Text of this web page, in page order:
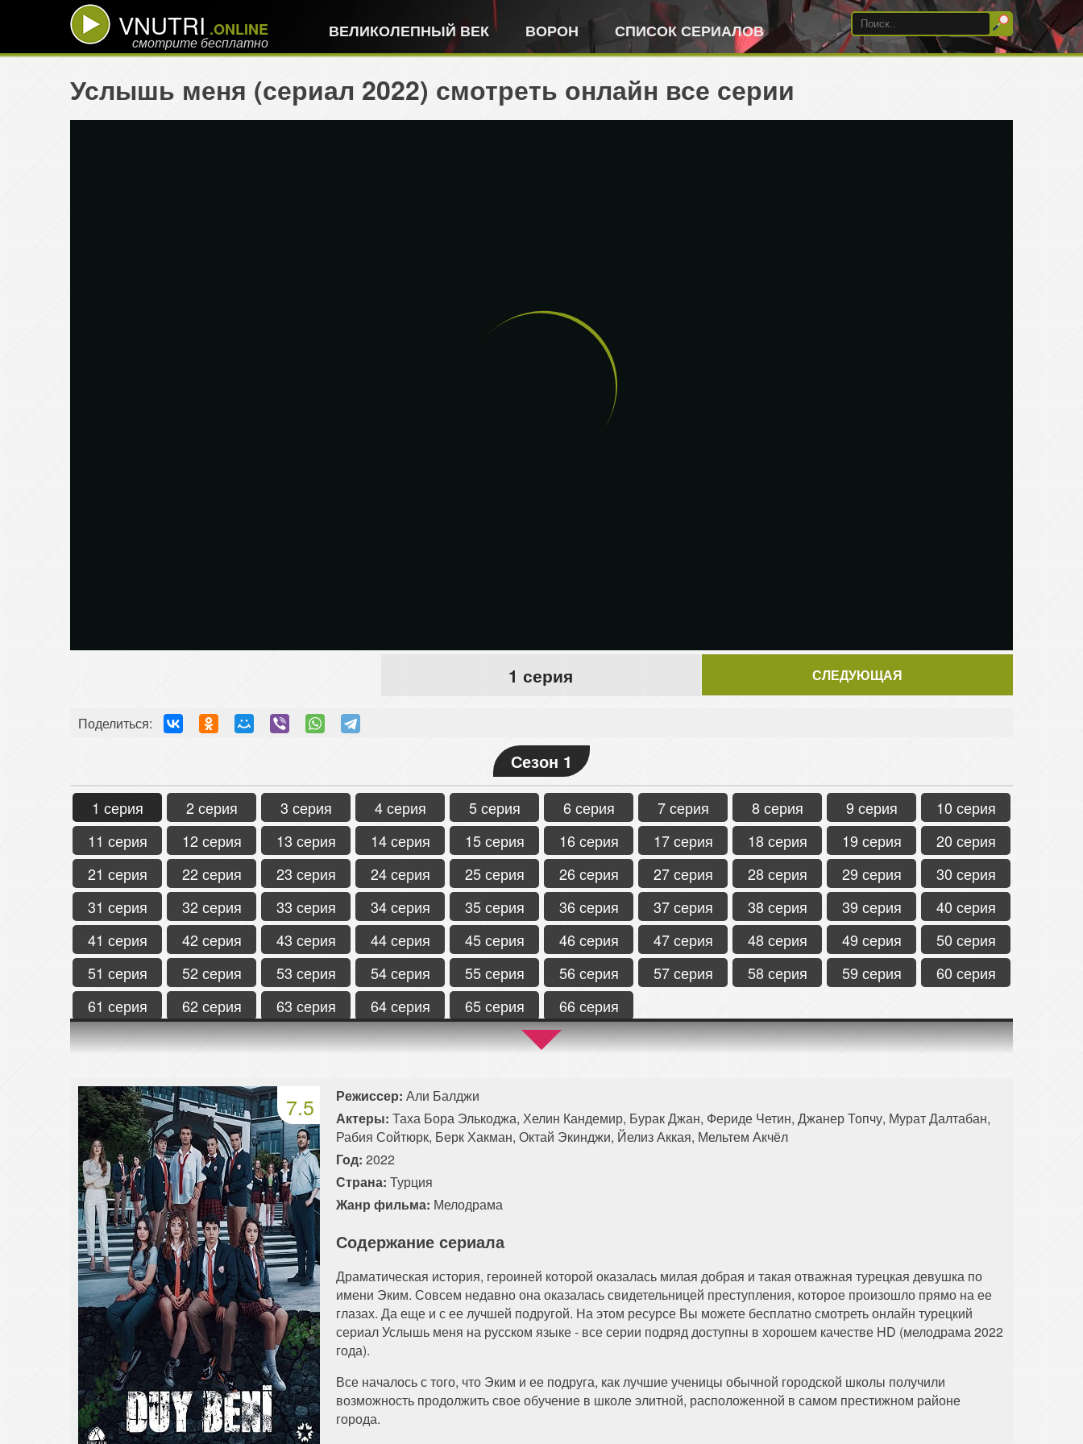
VNUTRI .ONLINE
смотрите бесплатно
ВЕЛИКОЛЕПНЫЙ ВЕК ВОРОН СПИСОК СЕРИАЛОВ
Услышь меня (сериал 2022) смотреть онлайн все серии
1 серия СЛЕДУЮЩАЯ
Поделиться:
Сезон 1
1 серия 2 серия 3 серия 4 серия 5 серия 6 серия 7 серия 8 серия 9 серия
10 серия
11 серия
12 серия 13 серия 14 серия 15 серия 16 серия 17 серия 18 серия 19 серия
20 серия
21 серия
22 серия 23 серия 24 серия 25 серия 26 серия 27 серия 28 серия 29 серия
30 серия
31 серия
32 серия 33 серия 34 серия 35 серия 36 серия 37 серия 38 серия 39 серия
40 серия
41 серия
42 серия 43 серия 44 серия 45 серия 46 серия 47 серия 48 серия 49 серия
50 серия
51 серия
52 серия 53 серия 54 серия 55 серия 56 серия 57 серия 58 серия 59 серия
60 серия
61 серия
62 серия 63 серия 64 серия 65 серия 66 серия
7.5 Режиссер: Али Балджи
Актеры: Таха Бора Элькоджа, Хелин Кандемир, Бурак Джан, Фериде Четин, Джанер Топчу, Мурат Далтабан,
Рабия Сойтюрк, Берк Хакман, Октай Экинджи, Йелиз Аккая, Мельтем Акчёл
Год: 2022
Страна: Турция
Жанр фильма: Мелодрама
Содержание сериала
Драматическая история, героиней которой оказалась милая добрая и такая отважная турецкая девушка по
имени Эким. Совсем недавно она оказалась свидетельницей преступления, которое произошло прямо на ее
глазах. Да еще и с ее лучшей подругой. На этом ресурсе Вы можете бесплатно смотреть онлайн турецкий
сериал Услышь меня на русском языке - все серии подряд доступны в хорошем качестве HD (мелодрама 2022
года).
Все началось с того, что Эким и ее подруга, как лучшие ученицы обычной городской школы получили
возможность продолжить свое обучение в школе элитной, расположенной в самом престижном районе
города.